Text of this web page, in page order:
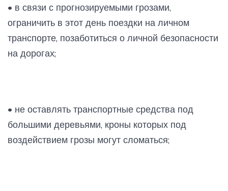
• в связи с прогнозируемыми грозами,
ограничить в этот день поездки на личном
транспорте, позаботиться о личной безопасности
на дорогах;
• не оставлять транспортные средства под
большими деревьями, кроны которых под
воздействием грозы могут сломаться;